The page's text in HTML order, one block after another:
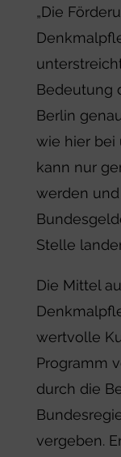
„Die
Bedeutung
Berlin
wie hier bei
kann nur
werden
Stelle
Die Mittel
wertvolle
Programm
durch die
vergeben.